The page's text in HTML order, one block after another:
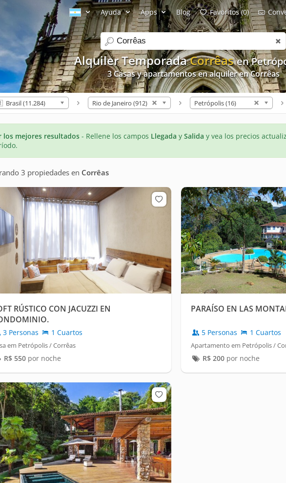
Alquiler TemporadaCorrêas en
3 Casas y apartamentos en alquiler en Corrêas
search
Ayuda Apps Blog Favoritos (0)
(11.284) Rio de Janeiro (912) Petrópolis (16)
los mejores resultados - Rellene los campos Llegada y Salida y vea los precios
3 propiedades en Corrêas
RÚSTICO CON JACUZZI EN
3 Personas 1 Cuartos
em Petrópolis / Corrêas
R$ 550por noche
PARAÍSO EN LAS
5 Personas 1 Cuartos
Apartamento em Petrópolis /
R$ 200por noche